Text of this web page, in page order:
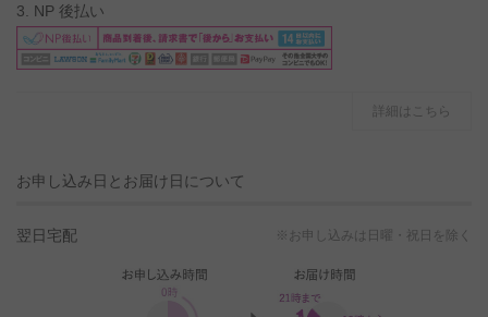
3. NP 後払い
詳細はこちら
お申し込み日とお届け日について
翌日宅配 ※お申し込みは日曜・祝日を除く